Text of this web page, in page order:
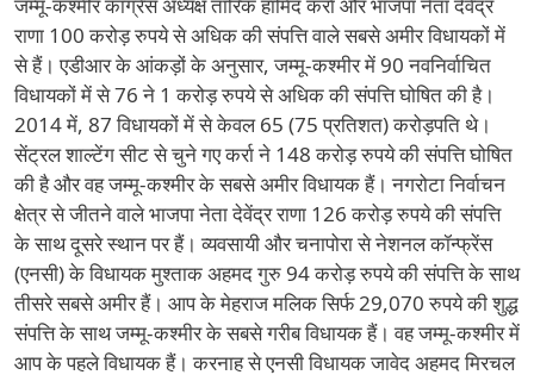
जम्मू-कश्मीर कांग्रेस अध्यक्ष तारिक हामिद कर्रा और भाजपा नेता देवेंद्र
राणा 100 करोड़ रुपये से अधिक की संपत्ति वाले सबसे अमीर विधायकों में
से हैं। एडीआर के आंकड़ों के अनुसार, जम्मू-कश्मीर में 90 नवनिर्वाचित
विधायकों में से 76 ने 1 करोड़ रुपये से अधिक की संपत्ति घोषित की है।
2014 में, 87 विधायकों में से केवल 65 (75 प्रतिशत) करोड़पति थे।
सेंट्रल शाल्टेंग सीट से चुने गए कर्रा ने 148 करोड़ रुपये की संपत्ति घोषित
की है और वह जम्मू-कश्मीर के सबसे अमीर विधायक हैं। नगरोटा निर्वाचन
क्षेत्र से जीतने वाले भाजपा नेता देवेंद्र राणा 126 करोड़ रुपये की संपत्ति
के साथ दूसरे स्थान पर हैं। व्यवसायी और चनापोरा से नेशनल कॉन्फ्रेंस
(एनसी) के विधायक मुश्ताक अहमद गुरु 94 करोड़ रुपये की संपत्ति के साथ
तीसरे सबसे अमीर हैं। आप के मेहराज मलिक सिर्फ 29,070 रुपये की शुद्ध
संपत्ति के साथ जम्मू-कश्मीर के सबसे गरीब विधायक हैं। वह जम्मू-कश्मीर में
आप के पहले विधायक हैं। करनाह से एनसी विधायक जावेद अहमद मिरचल